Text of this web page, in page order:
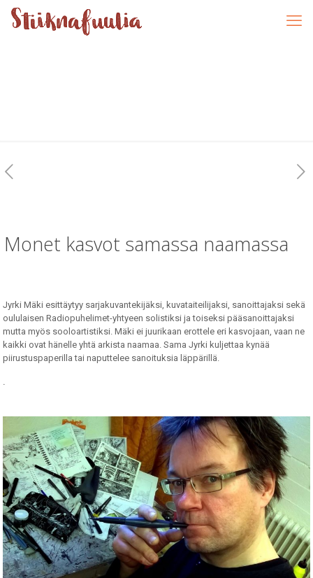
Monet kasvot samassa naamassa
Jyrki Mäki esittäytyy sarjakuvantekijäksi, kuvataiteilijaksi, sanoittajaksi sekä
oululaisen Radiopuhelimet-yhtyeen solistiksi ja toiseksi pääsanoittajaksi
mutta myös sooloartistiksi. Mäki ei juurikaan erottele eri kasvojaan, vaan ne
kaikki ovat hänelle yhtä arkista naamaa. Sama Jyrki kuljettaa kynää
piirustuspaperilla tai naputtelee sanoituksia läppärillä.
.